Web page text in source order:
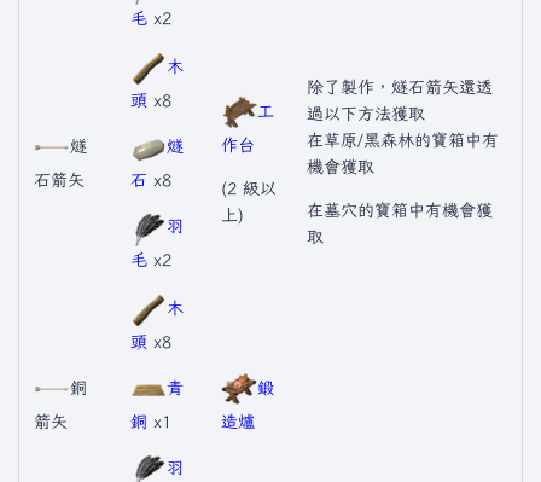
毛 x2
燧
石箭矢
木
頭 x8
燧
石 x8
羽
毛 x2
工
作台
(2 級以
上)
除了製作，燧石箭矢還透
過以下方法獲取
在草原/黑森林的寶箱中有
機會獲取
在墓穴的寶箱中有機會獲
取
銅
箭矢
木
頭 x8
青
銅 x1
羽
鍛
造爐